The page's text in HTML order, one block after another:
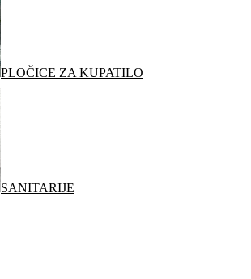
PLOČICE ZA KUPATILO
SANITARIJE